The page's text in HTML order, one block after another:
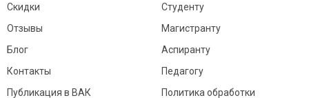
Скидки
Отзывы
Блог
Контакты
Студенту
Магистранту
Аспиранту
Педагогу
Публикация в ВАК
Политика обработки